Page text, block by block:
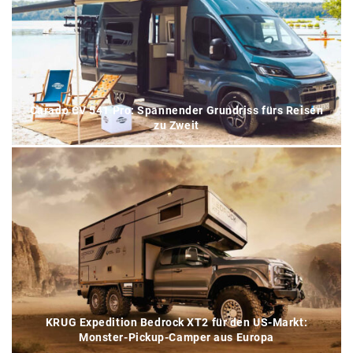
Carado CV 541 Pro: Spannender Grundriss fürs Reisen
zu Zweit
KRUG Expedition Bedrock XT2 für den US-Markt:
Monster-Pickup-Camper aus Europa